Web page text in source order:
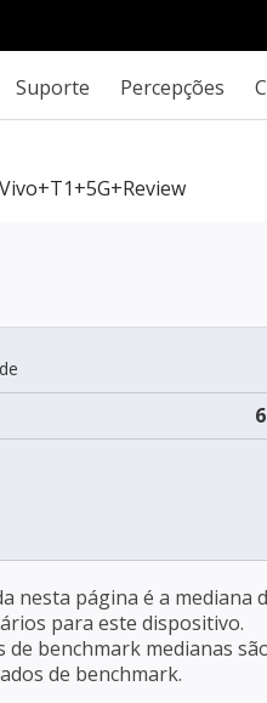
Suporte Percepções
Vivo+T1+5G+review
nesta página é a mediana
para este dispositivo.
benchmark medianas
de benchmark.